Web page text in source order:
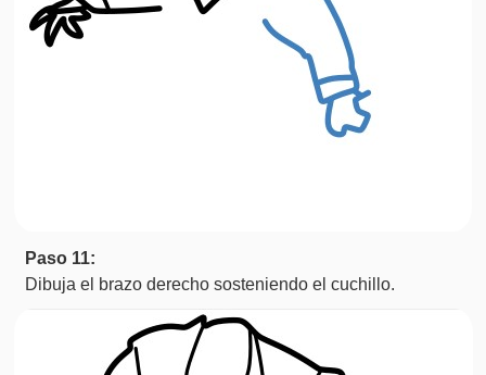
Paso 11:
Dibuja el brazo derecho sosteniendo el cuchillo.